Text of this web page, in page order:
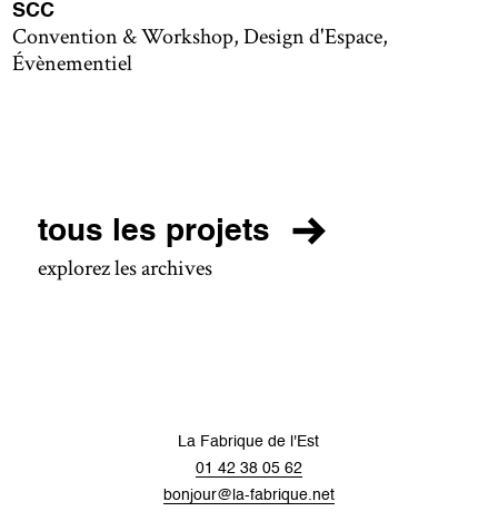
SCC
Convention & Workshop, Design d'Espace,
Évènementiel
tous les projets
explorez les archives
La Fabrique de l'Est
01 42 38 05 62
bonjour@la-fabrique.net